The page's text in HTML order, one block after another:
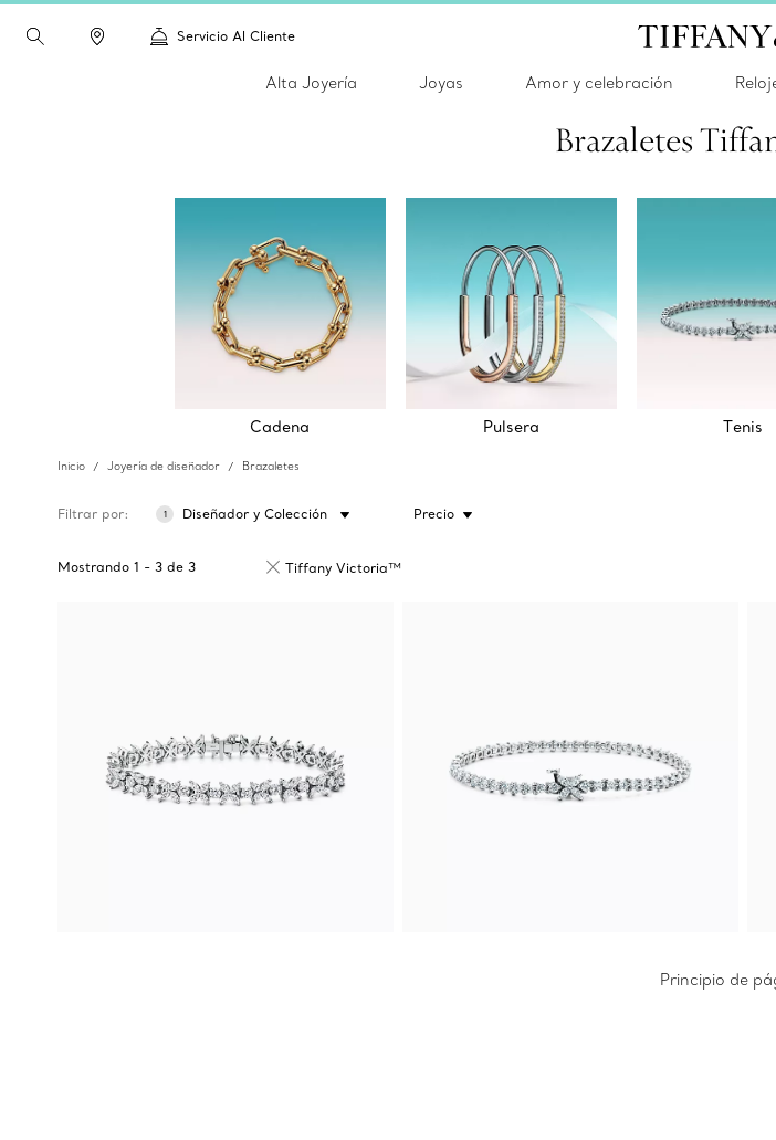
Servicio Al Cliente
Alta Joyería Joyas Amor y celebración
Brazaletes
Cadena Pulsera Tenis
Inicio Joyería de diseñador Brazaletes
Filtrar por 1 Diseñador y Colección Precio
Mostrando 1 - 3 de 3 Tiffany Victoria™
Principio de